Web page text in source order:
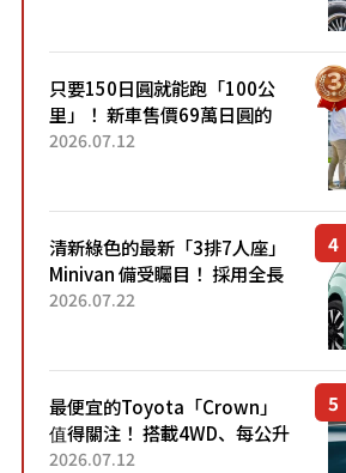
只要150日圓就能跑「100公
里」！ 新車售價69萬日圓的
「3人座」Trike大受歡迎！ 順
2026.07.12
清新綠色的最新「3排7人座」
Minivan 備受矚目！ 採用全長
4.7公尺剛剛好的車身尺寸與
2026.07.22
最便宜的Toyota「Crown」
值得關注！ 搭載4WD、每公升
22.4公里低油耗表現超亮眼！
2026.07.12